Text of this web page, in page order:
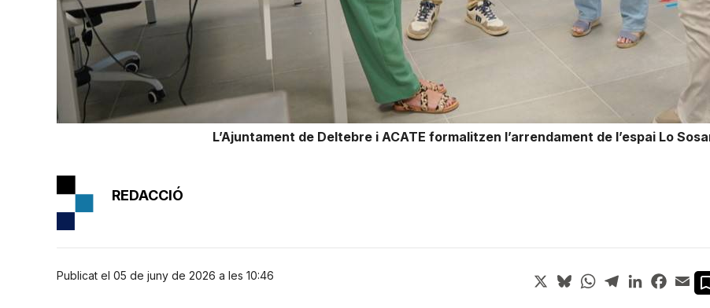
L’Ajuntament de Deltebre i ACATE formalitzen l’arrendament de l’espai Lo
REDACCIÓ
Publicat el 05 de juny de 2026 a les 10:46 X BlueskyWhatsApp
TelegramLinkedIn